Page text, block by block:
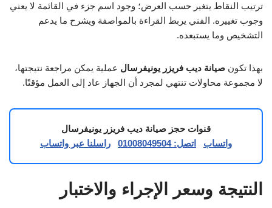
ترتيب النقاط يتغير حسب العرض؛ وجود اسم جزء في القائمة لا يعني
وجوب تغييره. الفني يربط القراءة بالمواصفة ويشرح ما يدعم
التشخيص وما يستبعده.
بهذا تكون صيانة ديب فريزر يونيفرسال عملية يمكن مراجعة نتيجتها،
لا مجموعة محاولات تنتهي لمجرد أن الجهاز عاد إلى العمل مؤقتًا.
قنوات حجز صيانة ديب فريزر يونيفرسال
واتساب
اتصل: 01008049504 راسلنا عبر واتساب
النتيجة وسعر الإجراء والاختبار